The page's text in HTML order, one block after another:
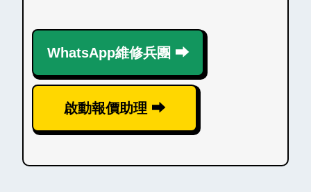
WhatsApp維修兵團 ⮕
啟動報價助理 ⮕